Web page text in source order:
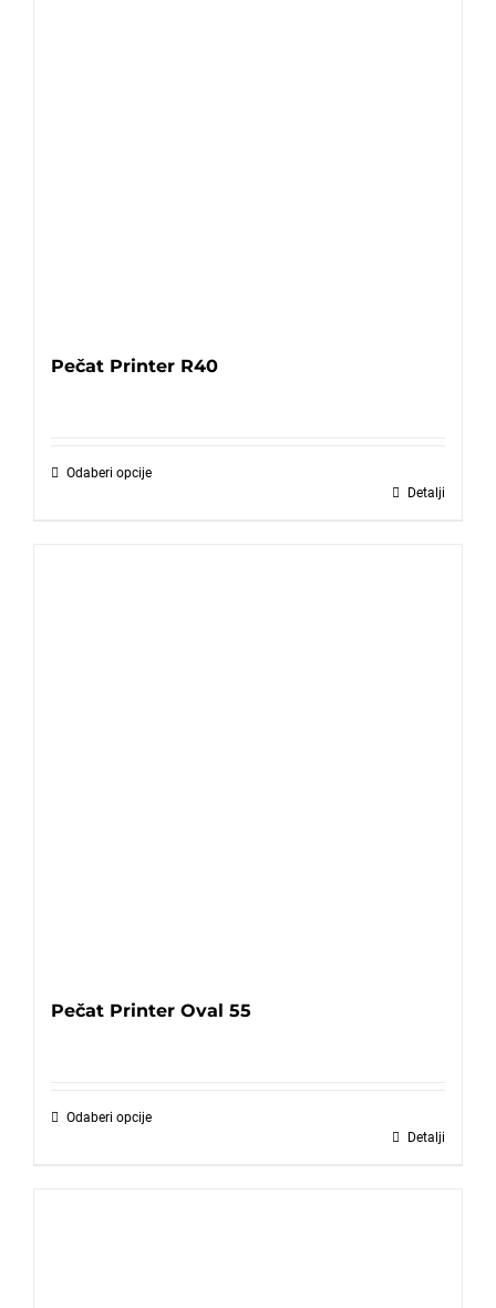
Pečat Printer R40
Odaberi opcije
Detalji
Pečat Printer Oval 55
Odaberi opcije
Detalji